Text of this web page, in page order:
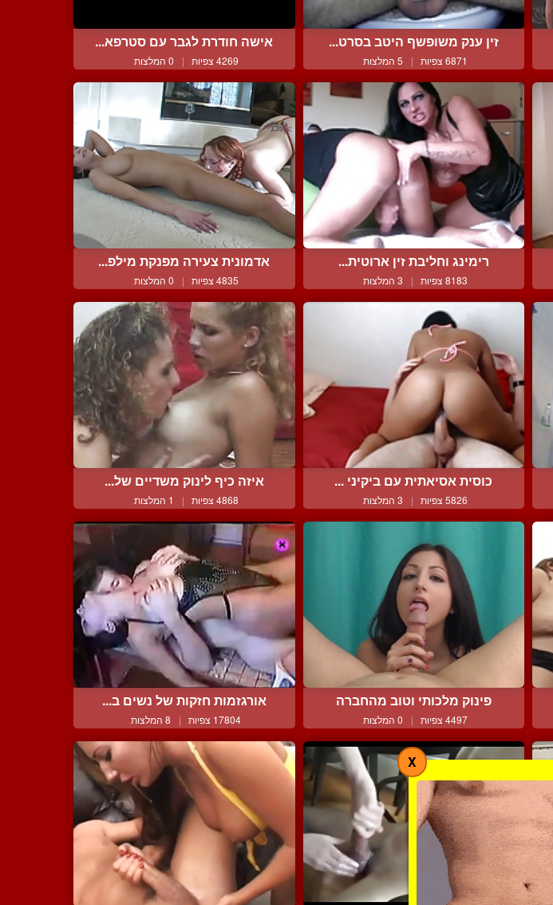
זין ענק משופשף היטב בסרט...
6871 צפיות | 5 המלצות
אישה חודרת לגבר עם סטרפא...
4269 צפיות | 0 המלצות
רימינג וחליבת זין ארוטית...
8183 צפיות | 3 המלצות
אדמונית צעירה מפנקת מילפ...
4835 צפיות | 0 המלצות
כוסית אסיאתית עם ביקיני ...
5826 צפיות | 3 המלצות
איזה כיף לינוק משדיים של...
4868 צפיות | 1 המלצות
פינוק מלכותי וטוב מהחברה
4497 צפיות | 0 המלצות
אורגזמות חזקות של נשים ב...
17804 צפיות | 8 המלצות
X